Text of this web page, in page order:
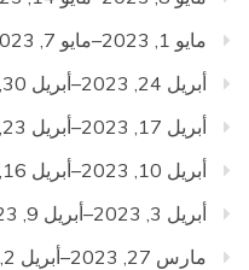
مايو 1, 2023–مايو 7, 2023
أبريل 24, 2023–أبريل 30, 2023
أبريل 17, 2023–أبريل 23, 2023
أبريل 10, 2023–أبريل 16, 2023
أبريل 3, 2023–أبريل 9, 2023
مارس 27, 2023–أبريل 2, 2023